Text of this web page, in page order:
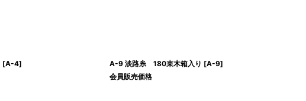
[A-4]
A-9 淡路糸 180束木箱入り [A-9]
会員販売価格